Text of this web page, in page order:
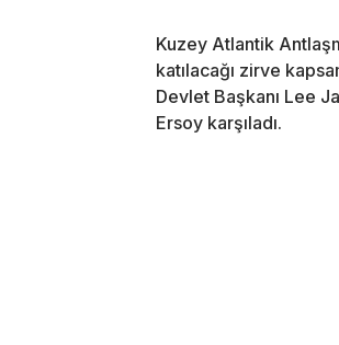
Kuzey Atlantik
katılacağı zirve
Devlet Başkanı Lee
Ersoy karşıladı.